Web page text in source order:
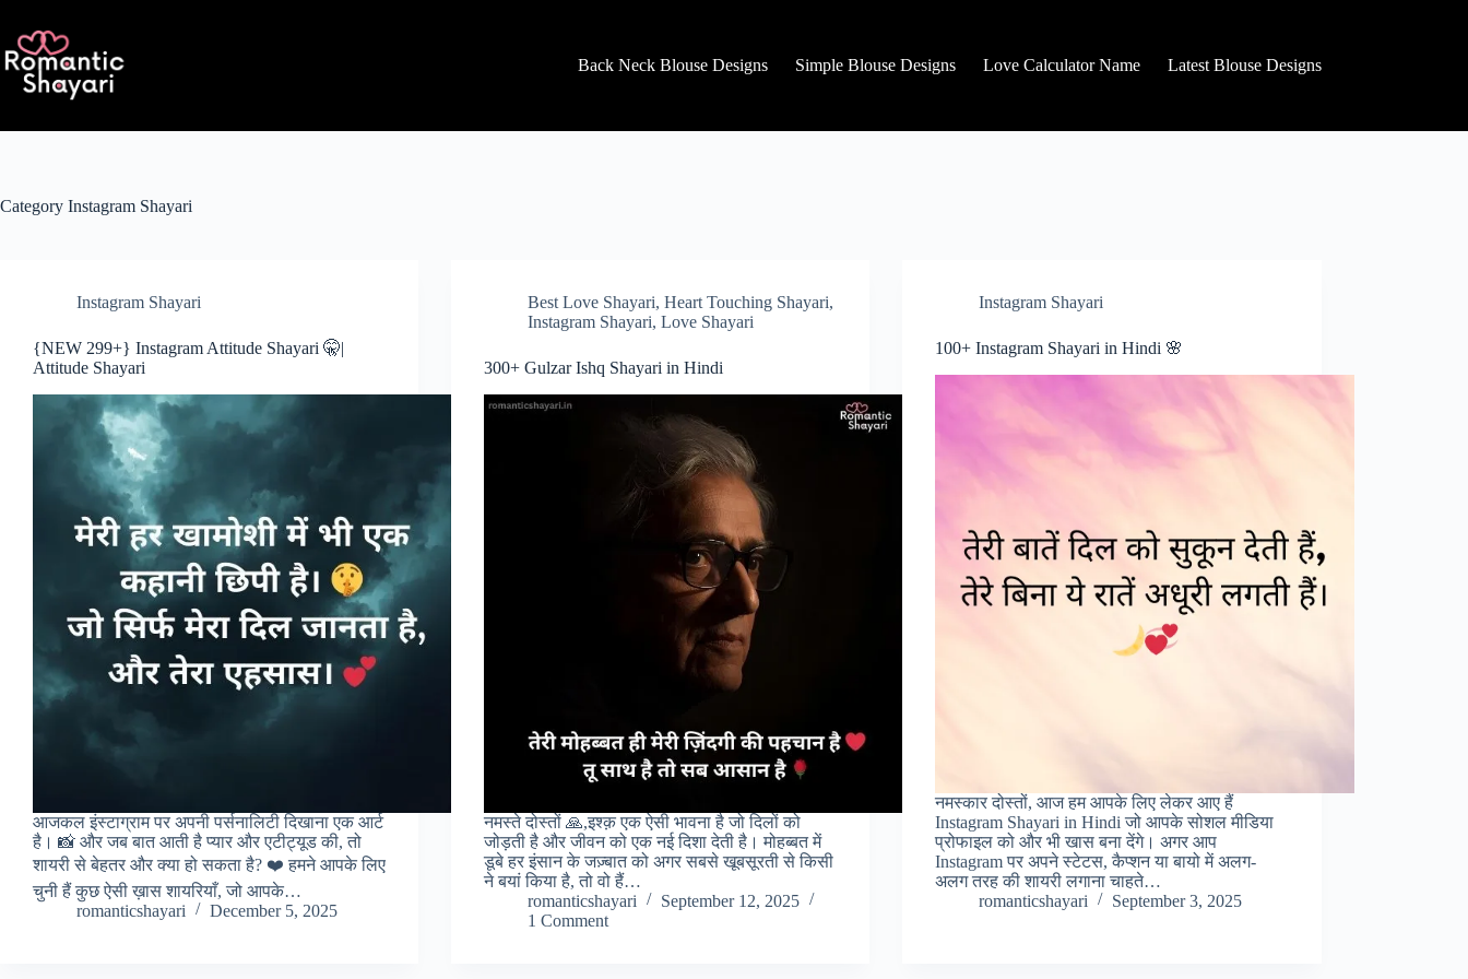
content
Back Neck Blouse Designs
Simple Blouse Designs Love Calculator Name Latest Blouse Designs
Category Instagram Shayari
Instagram Shayari
{NEW 299+} Instagram Attitude Shayari 🤫|
Attitude Shayari
आजकल इंस्टाग्राम पर अपनी पर्सनालिटी दिखाना एक आर्ट
है। 📸 और जब बात आती है प्यार और एटीट्यूड की, तो
शायरी से बेहतर और क्या हो सकता है? ❤️ हमने आपके लिए
चुनी हैं कुछ ऐसी ख़ास शायरियाँ, जो आपके…
romanticshayari
December 5, 2025
Best Love Shayari,Heart Touching Shayari,
Instagram Shayari,Love Shayari
300+ Gulzar Ishq Shayari in Hindi
नमस्ते दोस्तों 🙏,इश्क़ एक ऐसी भावना है जो दिलों को
जोड़ती है और जीवन को एक नई दिशा देती है। मोहब्बत में
डूबे हर इंसान के जज़्बात को अगर सबसे खूबसूरती से किसी
ने बयां किया है, तो वो हैं…
romanticshayari
September 12, 2025
1 Comment
Instagram Shayari
100+ Instagram Shayari in Hindi 🌸
नमस्कार दोस्तों, आज हम आपके लिए लेकर आए हैं
Instagram Shayari in Hindi जो आपके सोशल मीडिया
प्रोफाइल को और भी खास बना देंगे। अगर आप
Instagram पर अपने स्टेटस, कैप्शन या बायो में अलग-
अलग तरह की शायरी लगाना चाहते…
romanticshayari
September 3, 2025